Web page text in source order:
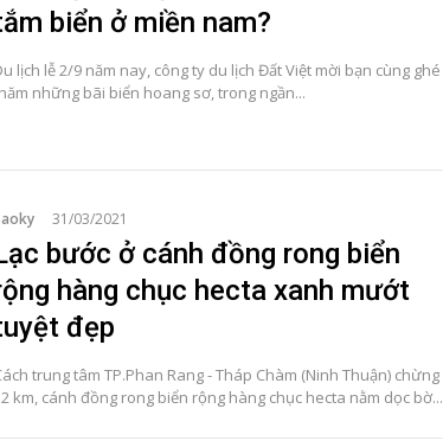
biển ở miền nam?
lịch lễ 2/9 năm nay, công ty du lịch Đất Việt mời bạn cùng ghé
những bãi biển hoang sơ, trong ngần...
31/03/2021
bước ở cánh đồng rong biển
hàng chục hecta xanh mướt
đẹp
trung tâm TP.Phan Rang - Tháp Chàm (Ninh Thuận) chừng
km, cánh đồng rong biển rộng hàng chục hecta nằm dọc bờ...